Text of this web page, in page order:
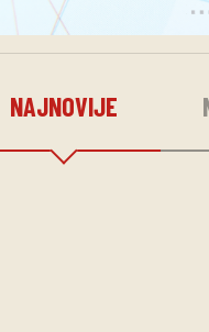
NAJNOVIJE